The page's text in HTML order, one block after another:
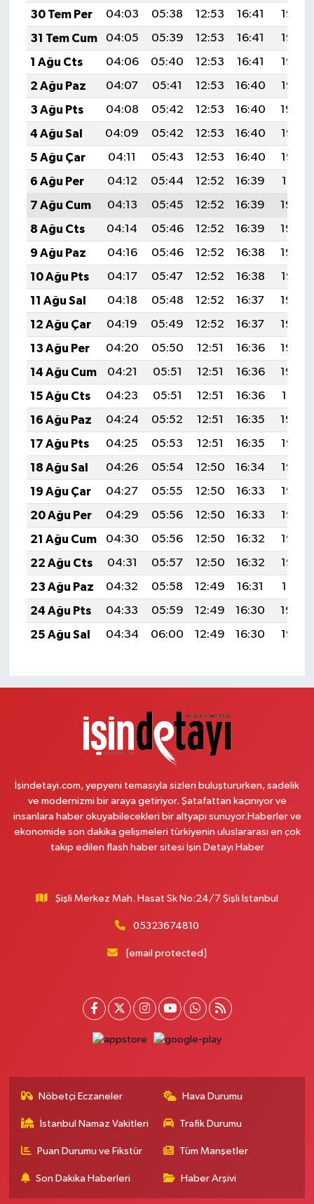
30 Tem Per
04:03 05:38 12:53 16:41
19:58
31 Tem Cum
04:05 05:39 12:53 16:41
19:57
1 Ağu Cts
04:06 05:40 12:53 16:41
19:56
2 Ağu Paz
04:07 05:41 12:53 16:40
19:55
3 Ağu Pts
04:08 05:42 12:53 16:40
19:54
4 Ağu Sal
04:09 05:42 12:53 16:40
19:53
5 Ağu Çar
04:11 05:43 12:53 16:40
19:52
6 Ağu Per
04:12 05:44 12:52 16:39
19:51
7 Ağu Cum
04:13 05:45 12:52 16:39
19:50
8 Ağu Cts
04:14 05:46 12:52 16:39
19:49
9 Ağu Paz
04:16 05:46 12:52 16:38
19:48
10 Ağu Pts
04:17 05:47 12:52 16:38
19:47
11 Ağu Sal
04:18 05:48 12:52 16:37
19:46
12 Ağu Çar
04:19 05:49 12:52 16:37
19:44
13 Ağu Per
04:20 05:50 12:51 16:36
19:43
14 Ağu Cum
04:21 05:51 12:51 16:36
19:42
15 Ağu Cts
04:23 05:51 12:51 16:36
19:41
16 Ağu Paz
04:24 05:52 12:51 16:35
19:40
17 Ağu Pts
04:25 05:53 12:51 16:35
19:38
18 Ağu Sal
04:26 05:54 12:50 16:34
19:37
19 Ağu Çar
04:27 05:55 12:50 16:33
19:36
20 Ağu Per
04:29 05:56 12:50 16:33
19:35
21 Ağu Cum
04:30 05:56 12:50 16:32
19:33
22 Ağu Cts
04:31 05:57 12:50 16:32
19:32
23 Ağu Paz
04:32 05:58 12:49 16:31
19:31
24 Ağu Pts
04:33 05:59 12:49 16:30
19:29
25 Ağu Sal
04:34 06:00 12:49 16:30 19:28
İşindetayi.com, yepyeni temasıyla sizleri buluştururken, sadelik
ve modernizmi bir araya getiriyor. Şatafattan kaçınıyor ve
insanlara haber okuyabilecekleri bir altyapı sunuyor.Haberler ve
ekonomide son dakika gelişmeleri türkiyenin uluslararası en çok
takip edilen flash haber sitesi İşin Detayı Haber
Şişli Merkez Mah. Hasat Sk No:24/7 Şişli İstanbul
05323674810
[email protected]
Nöbetçi Eczaneler Hava Durumu
İstanbul Namaz Vakitleri Trafik Durumu
Puan Durumu ve Fikstür Tüm Manşetler
Son Dakika Haberleri Haber Arşivi